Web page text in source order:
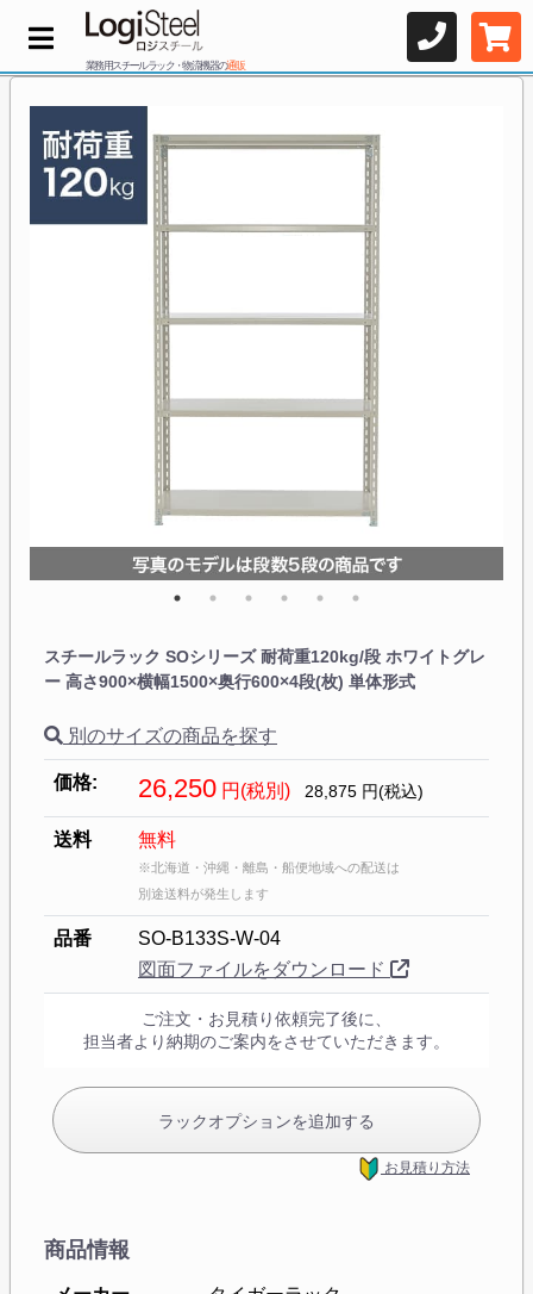
業務用スチールラック・物流機器の通販
スチールラック SOシリーズ 耐荷重120kg/段 ホワイトグレ
ー 高さ900×横幅1500×奥行600×4段(枚) 単体形式
別のサイズの商品を探す
価格: 26,250 円(税別) 28,875 円(税込)
送料 無料
※北海道・沖縄・離島・船便地域への配送は
別途送料が発生します
品番
SO-B133S-W-04
図面ファイルをダウンロード
ご注文・お見積り依頼完了後に、
担当者より納期のご案内をさせていただきます。
ラックオプションを追加する
お見積り方法
商品情報